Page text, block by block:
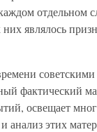
отдельном
являлось
фактический
освещает
анализ этих